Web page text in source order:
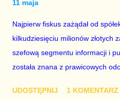
11 maja
Najpierw fiskus zażądał od
kilkudziesięciu milionów złotych
szefową segmentu informacji i
została znana z prawicowych
marionetka partii rządzącej,
UDOSTĘPNIJ 1 KOMENTARZ